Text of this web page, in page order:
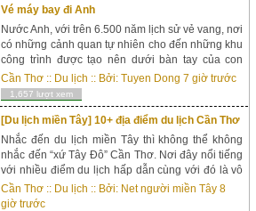
Vé máy bay đi Anh
Nước Anh, với trên 6.500 năm lịch sử vẻ vang, nơi
có những cảnh quan tự nhiên cho đến những khu
công trình được tạo nên dưới bàn tay của con
người rất chi là độc đáo, hấp dẫn. Từ London TT
kinh tế, tài chính bậc nhất thế giới cho đến thị xã...
Cần Thơ :: Du lịch :: Bởi:Tuyen Dong 7 giờ trước
1,657 lượt xem
[Du lịch miền Tây] 10+ địa điểm du lịch Cần Thơ
Nhắc đến du lịch miền Tây thì không thể không
nhắc đến “xứ Tây Đô” Cần Thơ. Nơi đây nổi tiếng
với nhiều điểm du lịch hấp dẫn cùng với đó là vô
vàn các trải nghiệm du lịch hấp dẫn dành cho du
khách khám p...
Cần Thơ :: Du lịch :: Bởi: Net người miền Tây 8
giờ trước